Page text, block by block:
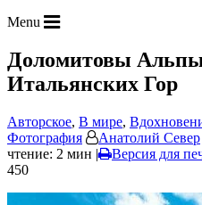
Menu
Доломитовы
Итальянских Гор
Авторское, В мире,
Фотография
Анатолий Север
чтение: 2 мин |
Версия для
450